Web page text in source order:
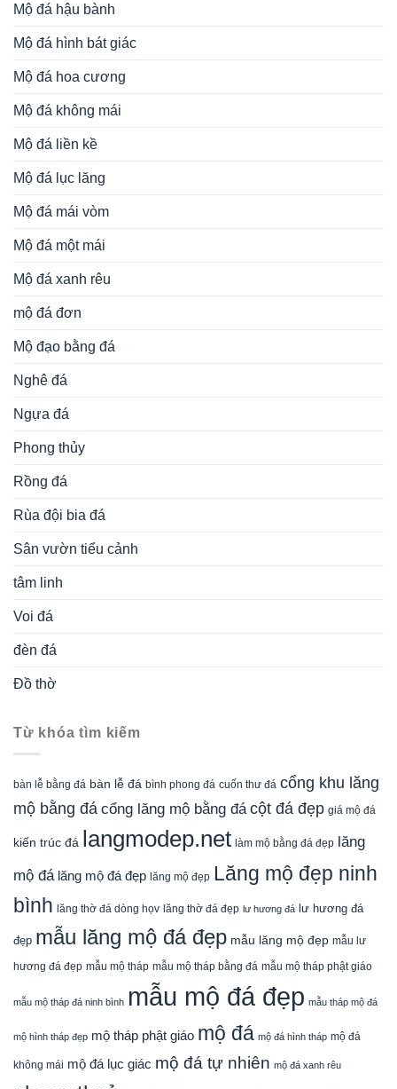
Mộ đá hậu bành
Mộ đá hình bát giác
Mộ đá hoa cương
Mộ đá không mái
Mộ đá liền kề
Mộ đá lục lăng
Mộ đá mái vòm
Mộ đá một mái
Mộ đá xanh rêu
mộ đá đơn
Mộ đạo bằng đá
Nghê đá
Ngựa đá
Phong thủy
Rồng đá
Rùa đội bia đá
Sân vườn tiểu cảnh
tâm linh
Voi đá
đèn đá
Đồ thờ
Từ khóa tìm kiếm
bàn lễ bằng đá bàn lễ đá bình phong đá cuốn thư đá cổng khu lăng
mộ bằng đá cổng lăng mộ bằng đá cột đá đẹp giá mộ đá
kiến trúc đá langmodep.net làm mộ bằng đá đẹp lăng
mộ đá lăng mộ đá đẹp lăng mộ đẹp Lăng mộ đẹp ninh
bình lăng thờ đá dòng họv lăng thờ đá đẹp lư hương đá lư hương đá
đẹp mẫu lăng mộ đá đẹp mẫu lăng mộ đẹp mẫu lư
hương đá đẹp mẫu mộ tháp mẫu mộ tháp bằng đá mẫu mộ tháp phật giáo
mẫu mộ tháp đá ninh bình mẫu mộ đá đẹp mẫu tháp mộ đá
mộ hình tháp đẹp mộ tháp phật giáo mộ đá mộ đá hình tháp mộ đá
không mái mộ đá lục giác mộ đá tự nhiên mộ đá xanh rêu